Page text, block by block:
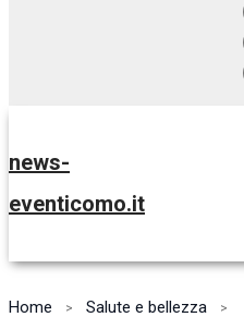
news-
eventicomo.it
Home
Salute e bellezza